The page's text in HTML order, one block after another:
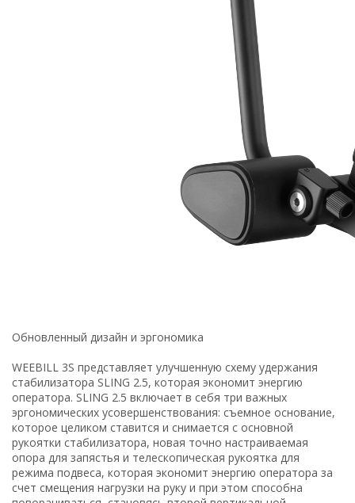
Обновленный дизайн и эргономика
WEEBILL 3S представляет улучшенную схему удержания
стабилизатора SLING 2.5, которая экономит энергию
оператора. SLING 2.5 включает в себя три важных
эргономических усовершенствования: съемное основание,
которое целиком ставится и снимается с основной
рукоятки стабилизатора, новая точно настраиваемая
опора для запястья и телескопическая рукоятка для
режима подвеса, которая экономит энергию оператора за
счет смещения нагрузки на руку и при этом способна